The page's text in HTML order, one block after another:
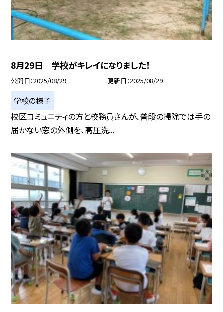
8月29日 学校がキレイになりました！
公開日 2025/08/29 更新日 2025/08/29
学校の様子
校区コミュニティの方と校務員さんが、普段の掃除では手の
届かない窓の外側を、高圧洗...